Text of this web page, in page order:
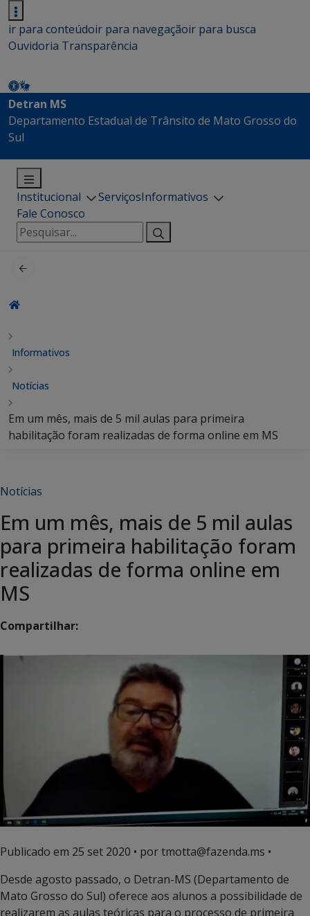
ir para conteúdoir para navegaçãoir para busca
Ouvidoria Transparência
Detran MS
Departamento Estadual de Trânsito de Mato Grosso do
Sul
Institucional ServiçosInformativos
Fale Conosco
Pesquisar
por:
Informativos
Notícias
Em um mês, mais de 5 mil aulas para primeira
habilitação foram realizadas de forma online em MS
Notícias
Em um mês, mais de 5 mil aulas
para primeira habilitação foram
realizadas de forma online em
MS
Compartilhar:
Publicado em 25 set 2020 • por tmotta@fazenda.ms •
Desde agosto passado, o Detran-MS (Departamento de
Mato Grosso do Sul) oferece aos alunos a possibilidade de
realizarem as aulas teóricas para o processo de primeira